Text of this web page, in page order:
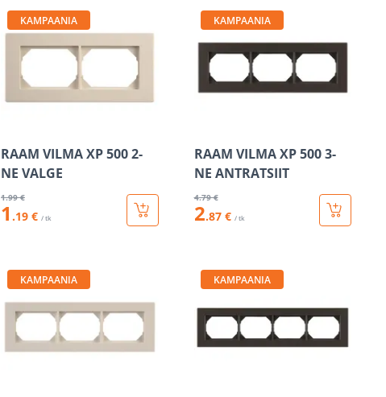
KAMPAANIA
RAAM VILMA XP 500 2-
NE VALGE
1.99 €
1 .19 € / tk
KAMPAANIA
RAAM VILMA XP 500 3-
NE ANTRATSIIT
4.79 €
2.87 € / tk
KAMPAANIA KAMPAANIA